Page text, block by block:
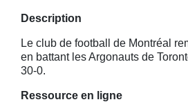
Description
Le club de football de Montréal
en battant les Argonauts de
30-0.
Ressource en ligne